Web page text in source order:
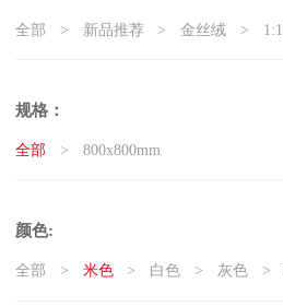
全部 新品推荐 金丝绒
精工大理石
3D微雕 臻白超平
规格：
全部 800x800mm
颜色:
全部 米色 白色 灰色